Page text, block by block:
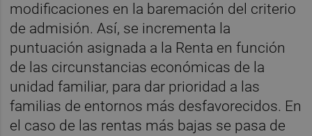
modificaciones en la baremación del criterio
de admisión. Así, se incrementa la
puntuación asignada a la Renta en función
de las circunstancias económicas de la
unidad familiar, para dar prioridad a las
familias de entornos más desfavorecidos. En
el caso de las rentas más bajas se pasa de